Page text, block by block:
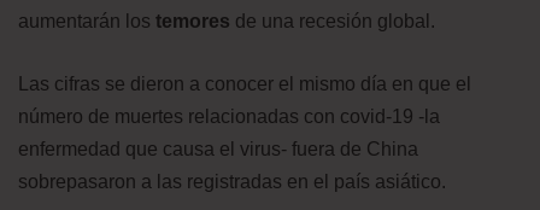
aumentarán los temores de una recesión global.
Las cifras se dieron a conocer el mismo día en que el
número de muertes relacionadas con covid-19 -la
enfermedad que causa el virus- fuera de China
sobrepasaron a las registradas en el país asiático.